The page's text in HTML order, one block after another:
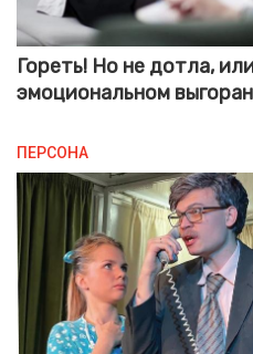
Гореть! Но не дотла,
эмоциональном
ПЕРСОНА